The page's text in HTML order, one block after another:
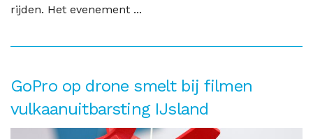
rijden. Het evenement ...
GoPro op drone smelt bij filmen
vulkaanuitbarsting IJsland